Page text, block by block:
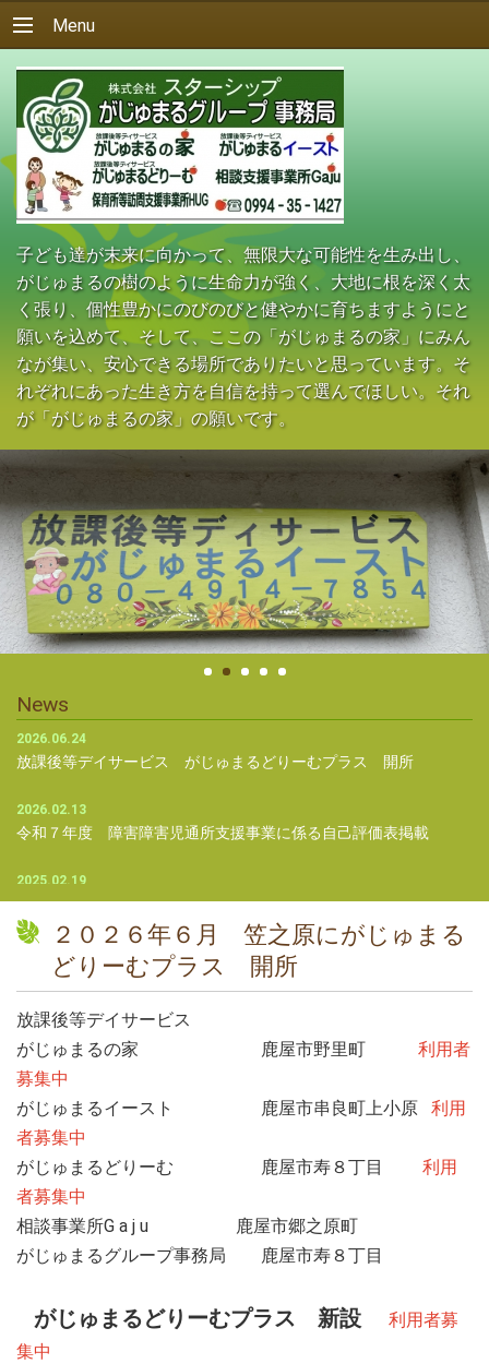
Menu
子ども達が末来に向かって、無限大な可能性を生み出し、
がじゅまるの樹のように生命力が強く、大地に根を深く太
く張り、個性豊かにのびのびと健やかに育ちますようにと
願いを込めて、そして、ここの「がじゅまるの家」にみん
なが集い、安心できる場所でありたいと思っています。そ
れぞれにあった生き方を自信を持って選んでほしい。それ
が「がじゅまるの家」の願いです。
News
2026.06.24
放課後等デイサービス がじゅまるどりーむプラス 開所
2026.02.13
令和７年度 障害障害児通所支援事業に係る自己評価表掲載
2025.02.19
支援プログラムの公表
令和６年度 障害障害児通所支援事業に係る自己評価表掲載
2024.02.13
令和５年度 障害障害児通所支援事業に係る自己評価表掲載
放課後等ディサービス がじゅまるどりーむ R5/6/1 鹿屋市寿８丁
目 に開所予定
2023.02.23
令和４年度 障害障害児通所支援事業に係る自己評価結果公表
2022.11.02
2022.02.03
障害児通所支援事業に係る自己評価結果公表
２０２６年６月 笠之原にがじゅまる
どりーむプラス 開所
放課後等デイサービス
がじゅまるの家 鹿屋市野里町 利用者
募集中
がじゅまるイースト 鹿屋市串良町上小原 利用
者募集中
がじゅまるどりーむ 鹿屋市寿８丁目 利用
者募集中
相談事業所G a j u 鹿屋市郷之原町
がじゅまるグループ事務局 鹿屋市寿８丁目
がじゅまるどりーむプラス 新設
利用者募
集中